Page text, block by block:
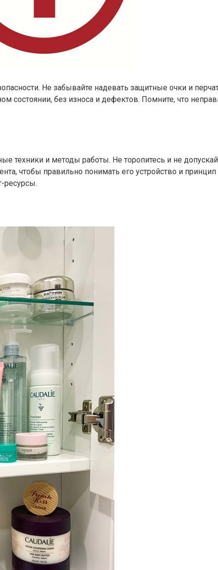
Не забывайте надевать защитные очки и
состоянии, без износа и дефектов. Помните, что
техники и методы работы. Не торопитесь и не
чтобы правильно понимать его устройство и
ресурсы.